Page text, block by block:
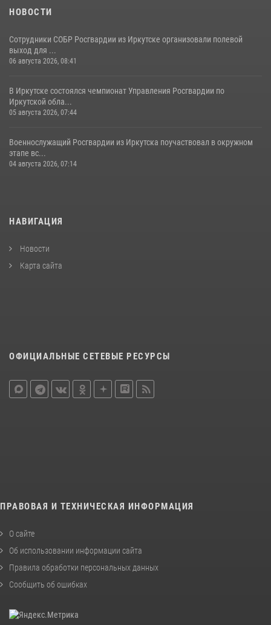
НОВОСТИ
Сотрудники СОБР Росгвардии из Иркутске организовали полевой
выход для ...
06 августа 2026, 08:41
В Иркутске состоялся чемпионат Управления Росгвардии по
Иркутской обла...
05 августа 2026, 07:44
Военнослужащий Росгвардии из Иркутска поучаствовал в окружном
этапе вс...
04 августа 2026, 07:14
НАВИГАЦИЯ
Новости
Карта сайта
ОФИЦИАЛЬНЫЕ СЕТЕВЫЕ РЕСУРСЫ
ПРАВОВАЯ И ТЕХНИЧЕСКАЯ ИНФОРМАЦИЯ
О сайте
Об использовании информации сайта
Правила обработки персональных данных
Сообщить об ошибках